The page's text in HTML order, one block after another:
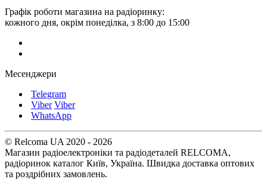
Графік роботи магазина на радіоринку:
кожного дня, окрім понеділка, з 8:00 до 15:00
Месенджери
Telegram
Viber Viber
WhatsApp
© Relcoma UA 2020 - 2026
Магазин радіоелектроніки та радіодеталей RELCOMA,
радіоринок каталог Київ, Україна. Швидка доставка оптових
та роздрібних замовлень.